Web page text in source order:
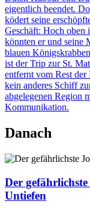
eigentlich beendet.
ködert seine
Geschäft: Hoch oben
könnten er und seine
blauen
ist der Trip zur St.
entfernt vom Rest
kein anderes Schiff
abgelegenen Region
Kommunikation.
Danach
Der
Untiefen